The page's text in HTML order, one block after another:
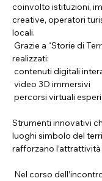
coinvolto istituzioni,
creative, operatori
locali.
Grazie a “Storie di
realizzati:
contenuti digitali
video 3D immersivi
percorsi virtuali
Strumenti innovativi
luoghi simbolo del
rafforzano
Nel corso